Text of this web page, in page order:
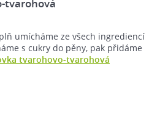
tvarohová
umícháme ze všech ingrediencí
s cukry do pěny, pak přidáme
tvarohovo-tvarohová